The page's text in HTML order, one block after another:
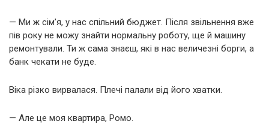
— Ми ж сім’я, у нас спільний бюджет. Після звільнення вже
пів року не можу знайти нормальну роботу, ще й машину
ремонтували. Ти ж сама знаєш, які в нас величезні борги, а
банк чекати не буде.
Віка різко вирвалася. Плечі палали від його хватки.
— Але це моя квартира, Ромо.